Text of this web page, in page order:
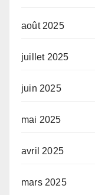
août 2025
juillet 2025
juin 2025
mai 2025
avril 2025
mars 2025